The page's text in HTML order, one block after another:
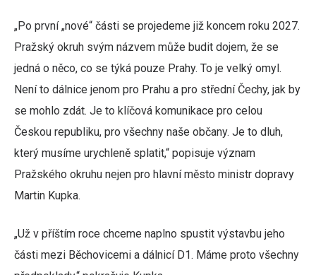
„Po první „nové“ části se projedeme již koncem roku 2027.
Pražský okruh svým názvem může budit dojem, že se
jedná o něco, co se týká pouze Prahy. To je velký omyl.
Není to dálnice jenom pro Prahu a pro střední Čechy, jak by
se mohlo zdát. Je to klíčová komunikace pro celou
Českou republiku, pro všechny naše občany. Je to dluh,
který musíme urychleně splatit,“ popisuje význam
Pražského okruhu nejen pro hlavní město ministr dopravy
Martin Kupka.
„Už v příštím roce chceme naplno spustit výstavbu jeho
části mezi Běchovicemi a dálnicí D1. Máme proto všechny